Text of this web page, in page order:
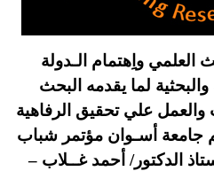
واِهتمام الـدولة
لما يقدمه البحث
علي تحقيق الرفاهية
جامعة أسـوان مؤتمر شباب
الدكتور/ أحمد غــلاب –